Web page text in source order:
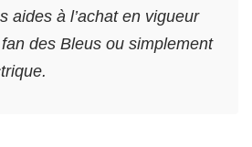
aides à l’achat en vigueur
des Bleus ou simplement